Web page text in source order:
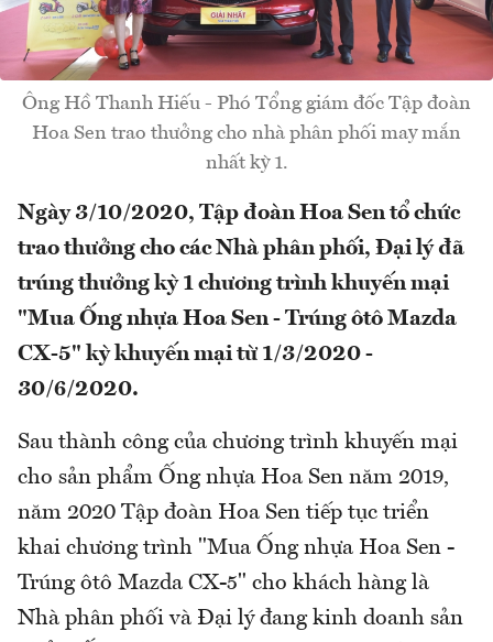
Ông Hồ Thanh Hiếu - Phó Tổng giám đốc Tập đoàn
Hoa Sen trao thưởng cho nhà phân phối may mắn
nhất kỳ 1.
Ngày 3/10/2020, Tập đoàn Hoa Sen tổ chức
trao thưởng cho các Nhà phân phối, Đại lý đã
trúng thưởng kỳ 1 chương trình khuyến mại
"Mua Ống nhựa Hoa Sen - Trúng ôtô Mazda
CX-5" kỳ khuyến mại từ 1/3/2020 -
30/6/2020.
Sau thành công của chương trình khuyến mại
cho sản phẩm Ống nhựa Hoa Sen năm 2019,
năm 2020 Tập đoàn Hoa Sen tiếp tục triển
khai chương trình "Mua Ống nhựa Hoa Sen -
Trúng ôtô Mazda CX-5" cho khách hàng là
Nhà phân phối và Đại lý đang kinh doanh sản